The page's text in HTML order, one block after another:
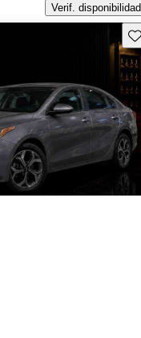
Verif. disponibilidad